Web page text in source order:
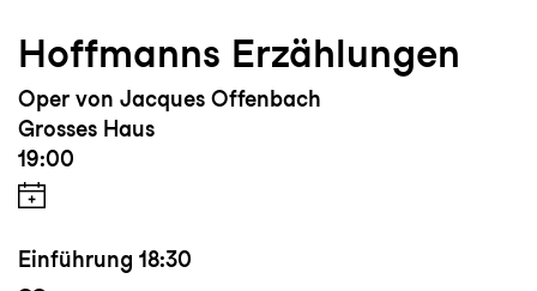
Hoffmanns Erzählungen
Oper von Jacques Offenbach
Grosses Haus
19:00
Einführung 18:30